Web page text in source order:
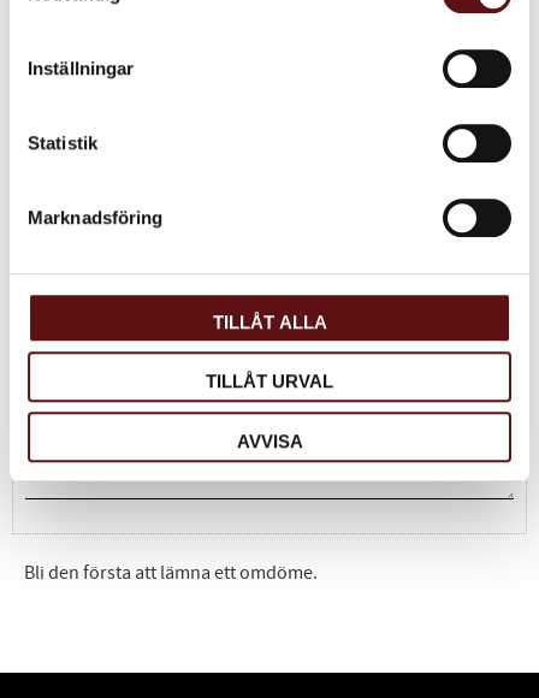
Inställningar
Statistik
Marknadsföring
TILLÅT ALLA
TILLÅT URVAL
AVVISA
Lägg till i favoriter
Facebook
TwitterLinkedIn
Omdömen
Bli den första att lämna ett omdöme.